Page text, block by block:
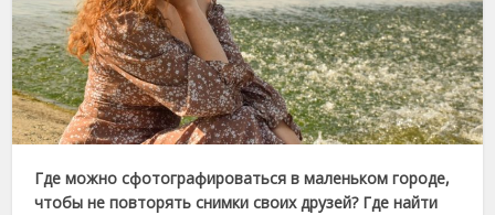
Где можно сфотографироваться в маленьком городе,
чтобы не повторять снимки своих друзей? Где найти